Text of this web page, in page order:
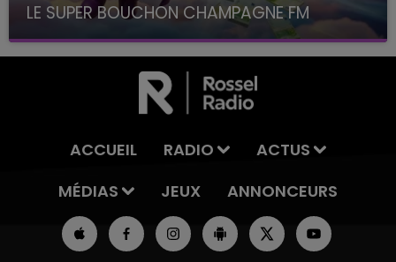
LE SUPER BOUCHON CHAMPAGNE FM
avec La Famille Champagne FM, à 8H10
ACCUEIL RADIO
ACTUS
MÉDIAS
JEUX ANNONCEURS